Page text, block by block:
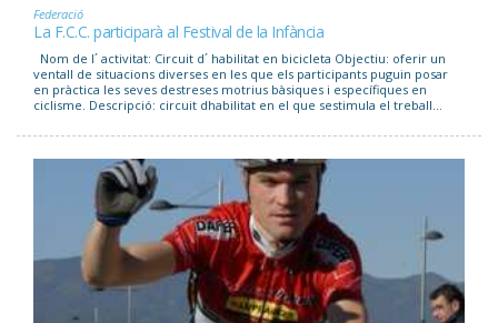
Federació
La F.C.C. participarà al Festival de la Infància
Nom de l´ activitat: Circuit d´ habilitat en bicicleta Objectiu: oferir un
ventall de situacions diverses en les que els participants puguin posar
en pràctica les seves destreses motrius bàsiques i específiques en
ciclisme. Descripció: circuit dhabilitat en el que sestimula el treball...